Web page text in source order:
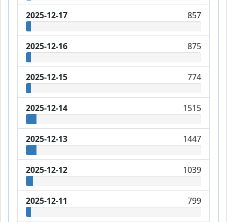
2025-12-17 857
2025-12-16 875
2025-12-15 774
2025-12-14 1515
2025-12-13 1447
2025-12-12 1039
2025-12-11 799